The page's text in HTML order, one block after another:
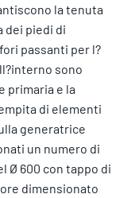
la tenuta
dei piedi di
passanti per l?
sono
primaria e la
di elementi
generatrice
un numero di
Ø 600 con tappo di
dimensionato